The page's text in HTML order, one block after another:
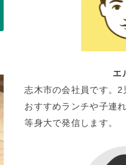
エ
志木市の会社員です。
おすすめランチや子連
等身大で発信します。